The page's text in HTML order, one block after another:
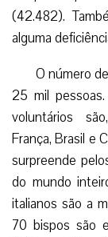
(42.482).
alguma
O número
25 mil
voluntários
França, Brasil e
surpreende
do mundo
italianos são a
70 bispos são